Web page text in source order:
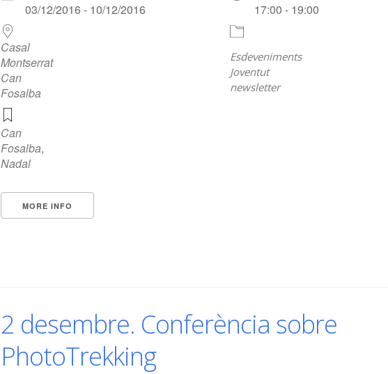
03/12/2016 - 10/12/2016 17:00 - 19:00
Casal
Montserrat
Can
Fosalba
Esdeveniments
Joventut
newsletter
Can
Fosalba,
Nadal
MORE INFO
2 desembre. Conferència sobre
PhotoTrekking